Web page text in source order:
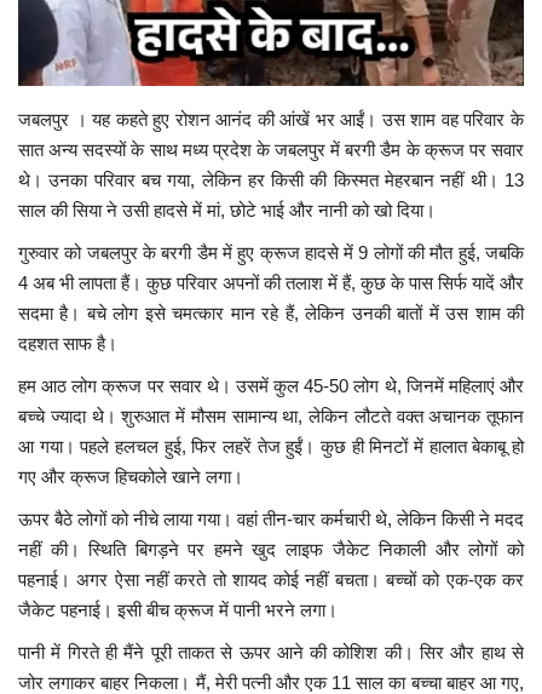
जबलपुर । यह कहते हुए रोशन आनंद की आंखें भर आईं। उस शाम वह परिवार के
सात अन्य सदस्यों के साथ मध्य प्रदेश के जबलपुर में बरगी डैम के क्रूज पर सवार
थे। उनका परिवार बच गया, लेकिन हर किसी की किस्मत मेहरबान नहीं थी। 13
साल की सिया ने उसी हादसे में मां, छोटे भाई और नानी को खो दिया।
गुरुवार को जबलपुर के बरगी डैम में हुए क्रूज हादसे में 9 लोगों की मौत हुई, जबकि
4 अब भी लापता हैं। कुछ परिवार अपनों की तलाश में हैं, कुछ के पास सिर्फ यादें और
सदमा है। बचे लोग इसे चमत्कार मान रहे हैं, लेकिन उनकी बातों में उस शाम की
दहशत साफ है।
हम आठ लोग क्रूज पर सवार थे। उसमें कुल 45-50 लोग थे, जिनमें महिलाएं और
बच्चे ज्यादा थे। शुरुआत में मौसम सामान्य था, लेकिन लौटते वक्त अचानक तूफान
आ गया। पहले हलचल हुई, फिर लहरें तेज हुईं। कुछ ही मिनटों में हालात बेकाबू हो
गए और क्रूज हिचकोले खाने लगा।
ऊपर बैठे लोगों को नीचे लाया गया। वहां तीन-चार कर्मचारी थे, लेकिन किसी ने मदद
नहीं की। स्थिति बिगड़ने पर हमने खुद लाइफ जैकेट निकाली और लोगों को
पहनाई। अगर ऐसा नहीं करते तो शायद कोई नहीं बचता। बच्चों को एक-एक कर
जैकेट पहनाई। इसी बीच क्रूज में पानी भरने लगा।
पानी में गिरते ही मैंने पूरी ताकत से ऊपर आने की कोशिश की। सिर और हाथ से
जोर लगाकर बाहर निकला। मैं, मेरी पत्नी और एक 11 साल का बच्चा बाहर आ गए,